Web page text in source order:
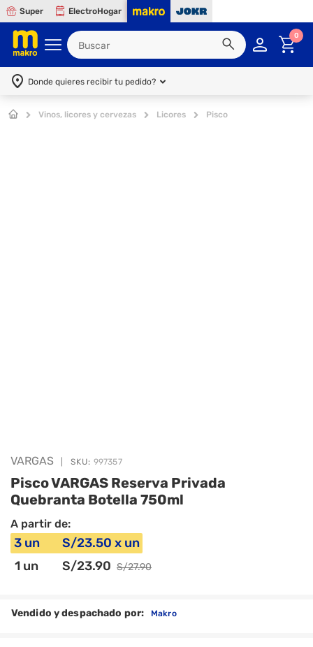
Super ElectroHogar
0
Donde quieres recibir tu pedido?
Vinos, licores y cervezas Licores Pisco
VARGAS SKU: 997357
Pisco VARGAS Reserva Privada
Quebranta Botella 750ml
A partir de:
3 un S/23.50 x un
1 un S/23.90 S/27.90
Vendido y despachado por: Makro